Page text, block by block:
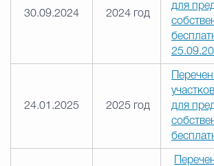
30.09.2024 2024 год
для
24.01.2025 2025 год
для